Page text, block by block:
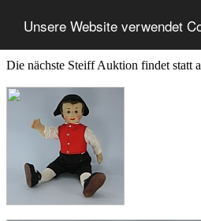
Unsere Website verwendet
Die nächste Steiff Auktion findet statt